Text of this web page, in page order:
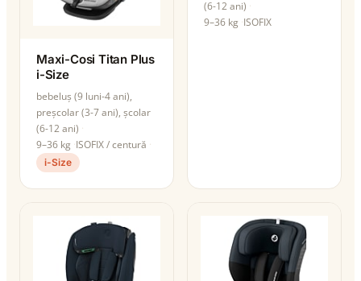
Maxi-Cosi Titan Plus
i-Size
bebeluș (9 luni-4 ani),
preșcolar (3-7 ani), școlar
(6-12 ani)
9–36 kg ISOFIX / centură
i-Size
(6-12 ani)
9–36 kg ISOFIX